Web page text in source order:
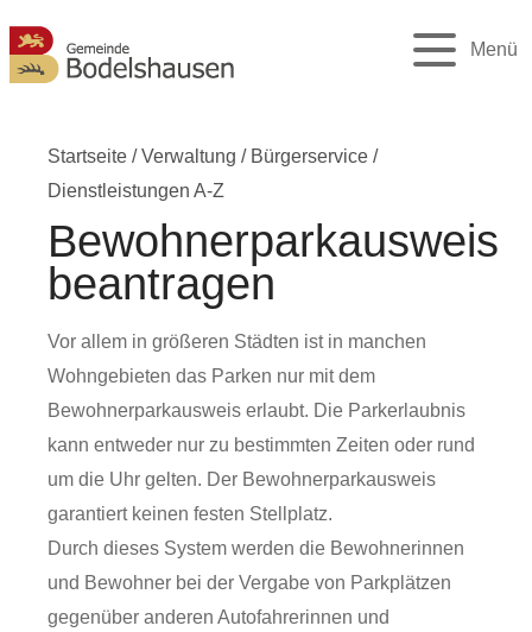
Menü
Startseite /Verwaltung / Bürgerservice /
Dienstleistungen A-Z
Bewohnerparkausweis
beantragen
Vor allem in größeren Städten ist in manchen
Wohngebieten das Parken nur mit dem
Bewohnerparkausweis erlaubt. Die Parkerlaubnis
kann entweder nur zu bestimmten Zeiten oder rund
um die Uhr gelten. Der Bewohnerparkausweis
garantiert keinen festen Stellplatz.
Durch dieses System werden die Bewohnerinnen
und Bewohner bei der Vergabe von Parkplätzen
gegenüber anderen Autofahrerinnen und